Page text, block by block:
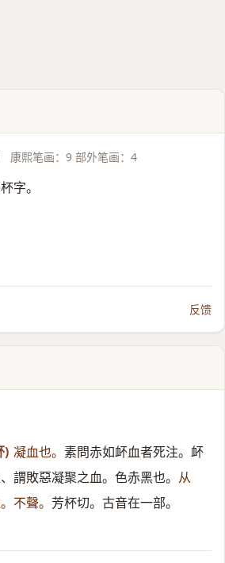
康熙笔画：9 部外笔画：4
字。
反馈
) 凝血也。 素問赤如衃血者死注。衃
謂敗惡凝聚之血。色赤黑也。 从
不聲。 芳杯切。古音在一部。